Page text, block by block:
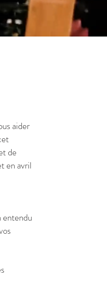
aider
de
en avril
entendu